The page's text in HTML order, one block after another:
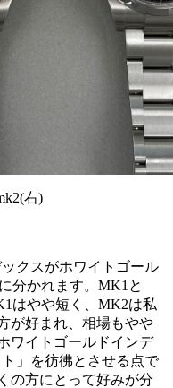
右)
クスがホワイトゴール
分かれます。MK1と
はやや短く、MK2は私
が好まれ、相場もやや
ワイトゴールドインデ
」を彷彿とさせる点で
の方にとって好みが分